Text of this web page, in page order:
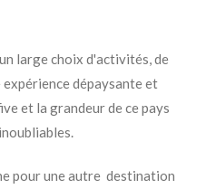
large choix d'activités, de
dépaysante et
et la grandeur de ce pays
pour une autre destination